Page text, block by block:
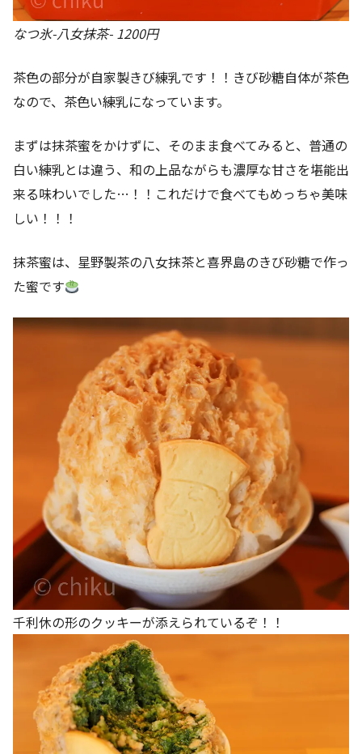
なつ氷-八女抹茶- 1200円
茶色の部分が自家製きび練乳です！！きび砂糖自体が茶色
なので、茶色い練乳になっています。
まずは抹茶蜜をかけずに、そのまま食べてみると、普通の
白い練乳とは違う、和の上品ながらも濃厚な甘さを堪能出
来る味わいでした…！！これだけで食べてもめっちゃ美味
しい！！！
抹茶蜜は、星野製茶の八女抹茶と喜界島のきび砂糖で作っ
た蜜です
千利休の形のクッキーが添えられているぞ！！